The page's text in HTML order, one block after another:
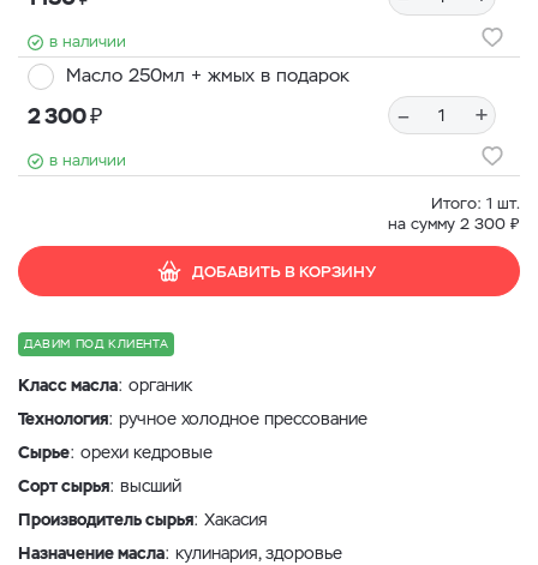
в наличии
Масло 250мл + жмых в подарок
2 300₽ – +
в наличии
Итого: 1 шт.
на сумму 2 300 ₽
ДОБАВИТЬ В КОРЗИНУ
ДАВИМ ПОД КЛИЕНТА
Класс масла: органик
Технология: ручное холодное прессование
Сырье: орехи кедровые
Сорт сырья: высший
Производитель сырья: Хакасия
Назначение масла: кулинария, здоровье